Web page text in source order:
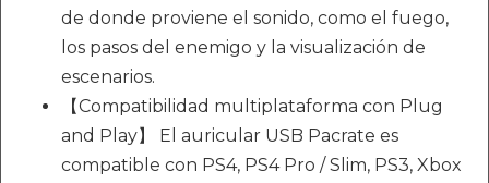
de donde proviene el sonido, como el fuego,
los pasos del enemigo y la visualización de
escenarios.
【Compatibilidad multiplataforma con Plug
and Play】 El auricular USB Pacrate es
compatible con PS4, PS4 Pro / Slim, PS3, Xbox